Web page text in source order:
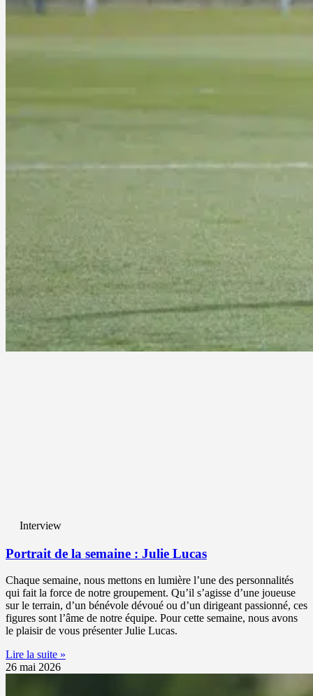
Interview
Portrait de la semaine : Julie Lucas
Chaque semaine, nous mettons en lumière l’une des personnalités
qui fait la force de notre groupement. Qu’il s’agisse d’une joueuse
sur le terrain, d’un bénévole dévoué ou d’un dirigeant passionné, ces
figures sont l’âme de notre équipe. Pour cette semaine, nous avons
le plaisir de vous présenter Julie Lucas.
Lire la suite »
26 mai 2026